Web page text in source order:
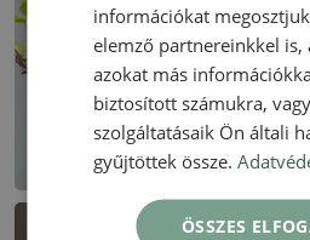
információkat
elemző partnereinkkel is,
azokat más
biztosított számukra,
szolgáltatásaik Ön általi
gyűjtöttek össze.
ÖSSZES